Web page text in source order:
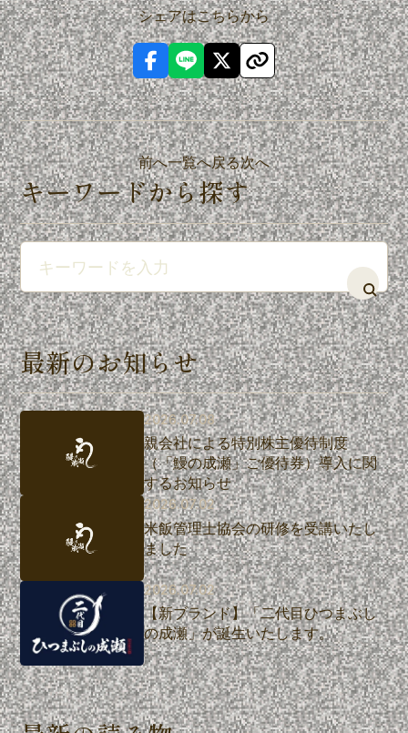
シェアはこちらから
前へ一覧へ戻る次へ
キーワードから探す
最新のお知らせ
2026.07.08
親会社による特別株主優待制度
（「鰻の成瀬」ご優待券）導入に関
するお知らせ
2026.07.02
米飯管理士協会の研修を受講いたし
ました
2026.07.02
【新ブランド】「二代目ひつまぶし
の成瀬」が誕生いたします。